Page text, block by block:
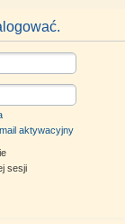
aktywacyjny
sesji